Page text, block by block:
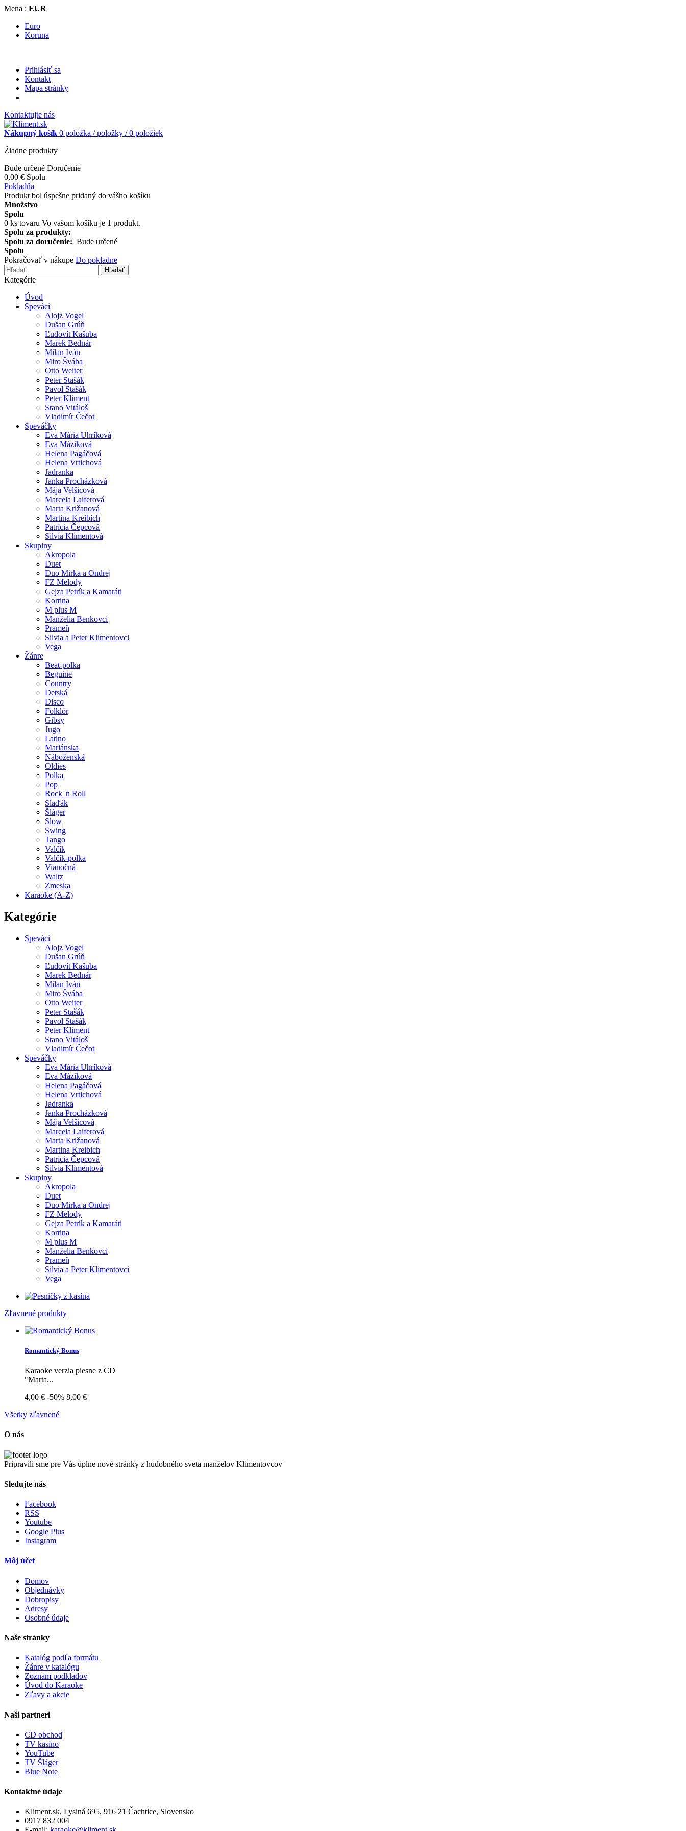
Mena : EUR
Euro
Koruna
Prihlásiť sa
Kontakt
Mapa stránky
Kontaktujte nás
Nákupný košík 0 položka / položky / 0 položiek
Žiadne produkty
Bude určené Doručenie
0,00 € Spolu
Pokladňa
Produkt bol úspešne pridaný do vášho košíku
Množstvo
Spolu
0 ks tovaru Vo vašom košíku je 1 produkt.
Spolu za produkty:
Spolu za doručenie: Bude určené
Spolu
Pokračovať v nákupe Do pokladne
Hľadať
Kategórie
Úvod
Speváci
Alojz Vogel
Dušan Grúň
Ľudovít Kašuba
Marek Bednár
Milan Iván
Miro Švába
Otto Weiter
Peter Stašák
Pavol Stašák
Peter Kliment
Stano Vitáloš
Vladimír Čečot
Speváčky
Eva Mária Uhríková
Eva Máziková
Helena Pagáčová
Helena Vrtichová
Jadranka
Janka Procházková
Mája Velšicová
Marcela Laiferová
Marta Križanová
Martina Kreibich
Patrícia Čepcová
Silvia Klimentová
Skupiny
Akropola
Duet
Duo Mirka a Ondrej
FZ Melody
Gejza Petrík a Kamaráti
Kortina
M plus M
Manželia Benkovci
Prameň
Silvia a Peter Klimentovci
Vega
Žánre
Beat-polka
Beguine
Country
Detská
Disco
Folklór
Gibsy
Jugo
Latino
Mariánska
Náboženská
Oldies
Polka
Pop
Rock 'n Roll
Slaďák
Šláger
Slow
Swing
Tango
Valčík
Valčík-polka
Vianočná
Waltz
Zmeska
Karaoke (A-Z)
Kategórie
Speváci
Alojz Vogel
Dušan Grúň
Ľudovít Kašuba
Marek Bednár
Milan Iván
Miro Švába
Otto Weiter
Peter Stašák
Pavol Stašák
Peter Kliment
Stano Vitáloš
Vladimír Čečot
Speváčky
Eva Mária Uhríková
Eva Máziková
Helena Pagáčová
Helena Vrtichová
Jadranka
Janka Procházková
Mája Velšicová
Marcela Laiferová
Marta Križanová
Martina Kreibich
Patrícia Čepcová
Silvia Klimentová
Skupiny
Akropola
Duet
Duo Mirka a Ondrej
FZ Melody
Gejza Petrík a Kamaráti
Kortina
M plus M
Manželia Benkovci
Prameň
Silvia a Peter Klimentovci
Vega
Zľavnené produkty
Romantický Bonus
Karaoke verzia piesne z CD
"Marta...
4,00 € -50% 8,00 €
Všetky zľavnené
O nás
Pripravili sme pre Vás úplne nové stránky z hudobného sveta manželov Klimentovcov
Sledujte nás
Facebook
RSS
Youtube
Google Plus
Instagram
Môj účet
Domov
Objednávky
Dobropisy
Adresy
Osobné údaje
Naše stránky
Katalóg podľa formátu
Žánre v katalógu
Zoznam podkladov
Úvod do Karaoke
Zľavy a akcie
Naši partneri
CD obchod
TV kasíno
YouTube
TV Šláger
Blue Note
Kontaktné údaje
Kliment.sk, Lysiná 695, 916 21 Čachtice, Slovensko
0917 832 004